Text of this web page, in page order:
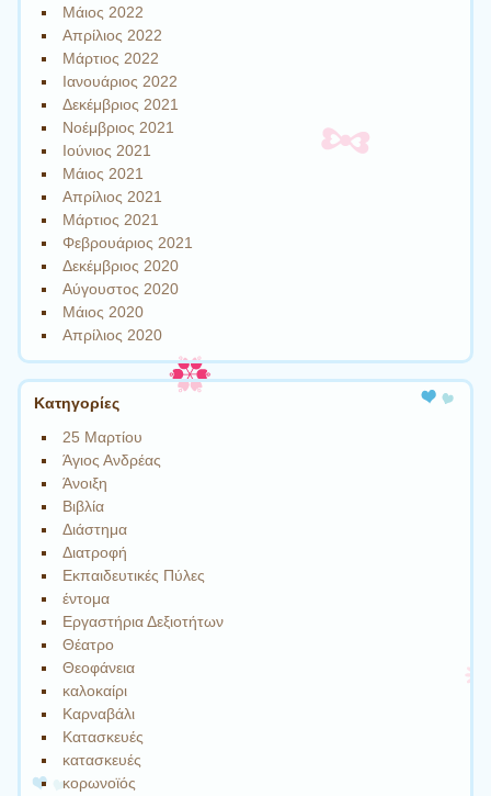
Μάιος 2022
Απρίλιος 2022
Μάρτιος 2022
Ιανουάριος 2022
Δεκέμβριος 2021
Νοέμβριος 2021
Ιούνιος 2021
Μάιος 2021
Απρίλιος 2021
Μάρτιος 2021
Φεβρουάριος 2021
Δεκέμβριος 2020
Αύγουστος 2020
Μάιος 2020
Απρίλιος 2020
Kατηγορίες
25 Μαρτίου
Άγιος Ανδρέας
Άνοιξη
Βιβλία
Διάστημα
Διατροφή
Εκπαιδευτικές Πύλες
έντομα
Εργαστήρια Δεξιοτήτων
Θέατρο
Θεοφάνεια
καλοκαίρι
Καρναβάλι
Κατασκευές
κατασκευές
κορωνοϊός